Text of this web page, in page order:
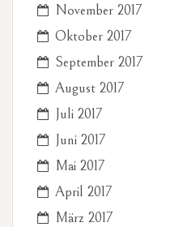
November 2017
Oktober 2017
September 2017
August 2017
Juli 2017
Juni 2017
Mai 2017
April 2017
März 2017